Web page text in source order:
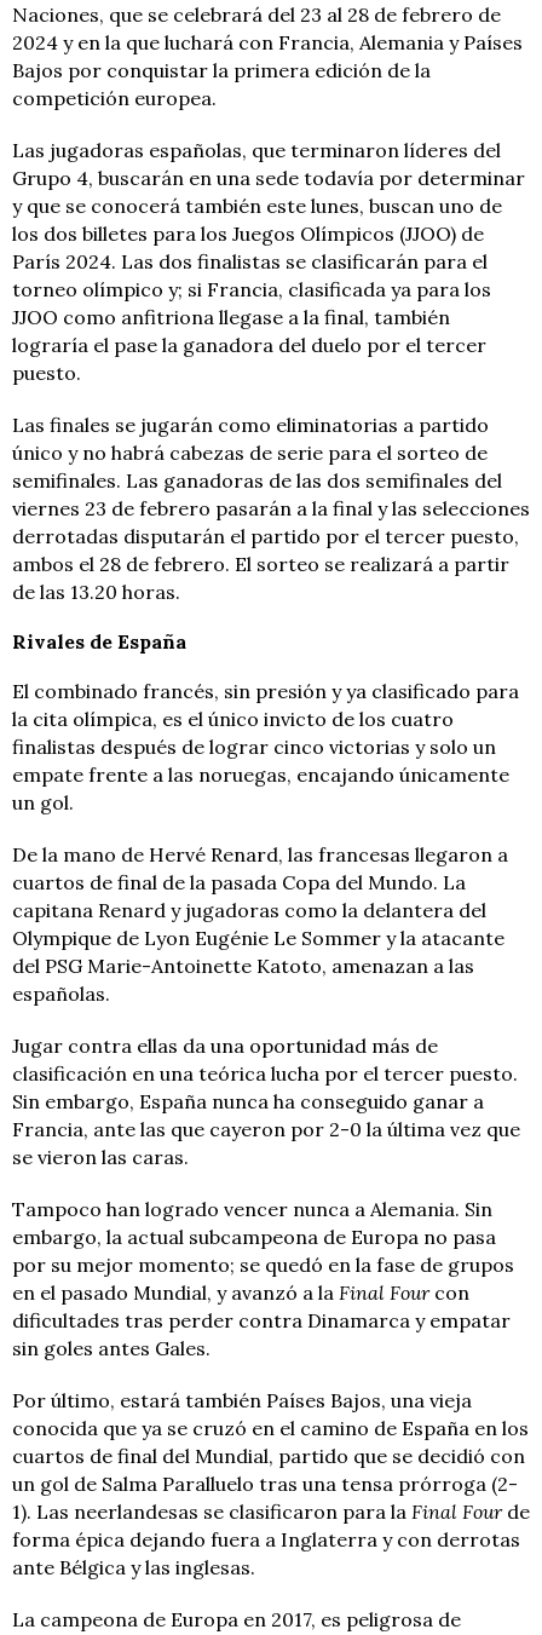
Naciones, que se celebrará del 23 al 28 de febrero de
2024 y en la que luchará con Francia, Alemania y Países
Bajos por conquistar la primera edición de la
competición europea.
Las jugadoras españolas, que terminaron líderes del
Grupo 4, buscarán en una sede todavía por determinar
y que se conocerá también este lunes, buscan uno de
los dos billetes para los Juegos Olímpicos (JJOO) de
París 2024. Las dos finalistas se clasificarán para el
torneo olímpico y; si Francia, clasificada ya para los
JJOO como anfitriona llegase a la final, también
lograría el pase la ganadora del duelo por el tercer
puesto.
Las finales se jugarán como eliminatorias a partido
único y no habrá cabezas de serie para el sorteo de
semifinales. Las ganadoras de las dos semifinales del
viernes 23 de febrero pasarán a la final y las selecciones
derrotadas disputarán el partido por el tercer puesto,
ambos el 28 de febrero. El sorteo se realizará a partir
de las 13.20 horas.
Rivales de España
El combinado francés, sin presión y ya clasificado para
la cita olímpica, es el único invicto de los cuatro
finalistas después de lograr cinco victorias y solo un
empate frente a las noruegas, encajando únicamente
un gol.
De la mano de Hervé Renard, las francesas llegaron a
cuartos de final de la pasada Copa del Mundo. La
capitana Renard y jugadoras como la delantera del
Olympique de Lyon Eugénie Le Sommer y la atacante
del PSG Marie-Antoinette Katoto, amenazan a las
españolas.
Jugar contra ellas da una oportunidad más de
clasificación en una teórica lucha por el tercer puesto.
Sin embargo, España nunca ha conseguido ganar a
Francia, ante las que cayeron por 2-0 la última vez que
se vieron las caras.
Tampoco han logrado vencer nunca a Alemania. Sin
embargo, la actual subcampeona de Europa no pasa
por su mejor momento; se quedó en la fase de grupos
en el pasado Mundial, y avanzó a la Final Four con
dificultades tras perder contra Dinamarca y empatar
sin goles antes Gales.
Por último, estará también Países Bajos, una vieja
conocida que ya se cruzó en el camino de España en los
cuartos de final del Mundial, partido que se decidió con
un gol de Salma Paralluelo tras una tensa prórroga (2-
1). Las neerlandesas se clasificaron para la Final Fourde
forma épica dejando fuera a Inglaterra y con derrotas
ante Bélgica y las inglesas.
La campeona de Europa en 2017, es peligrosa de